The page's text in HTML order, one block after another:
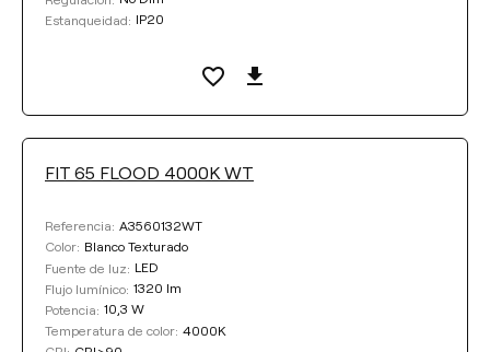
Estanqueidad: IP20
FIT 65 FLOOD 4000K WT
Referencia: A3560132WT
Color: Blanco Texturado
Fuente de luz: LED
Flujo lumínico: 1320 lm
Potencia: 10,3 W
Temperatura de color: 4000K